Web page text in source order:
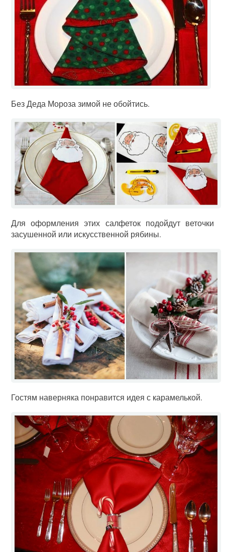
Без Деда Мороза зимой не обойтись.
Для оформления этих салфеток подойдут веточки
засушенной или искусственной рябины.
Гостям наверняка понравится идея с карамелькой.